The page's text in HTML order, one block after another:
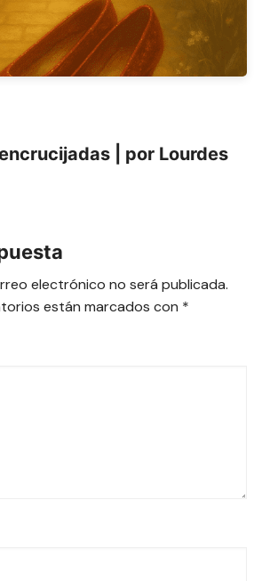
| por Lourdes
electrónico no será publicada.
están marcados con *